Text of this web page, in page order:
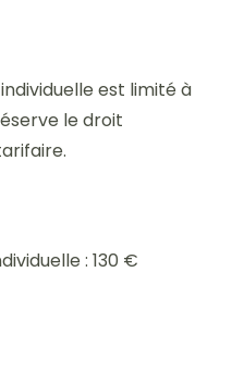
est limité à
le droit
: 130 €